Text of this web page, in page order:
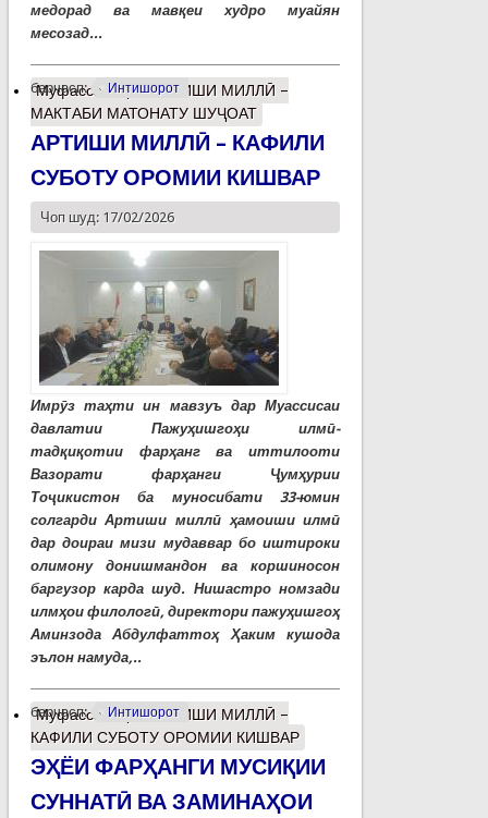
медорад ва мавқеи худро муайян
месозад...
барчасп: Интишорот
Муфассалтаро АРТИШИ МИЛЛӢ –
МАКТАБИ МАТОНАТУ ШУҶОАТ
АРТИШИ МИЛЛӢ – КАФИЛИ
СУБОТУ ОРОМИИ КИШВАР
Чоп шуд: 17/02/2026
Имрӯз таҳти ин мавзуъ дар Муассисаи
давлатии Пажуҳишгоҳи илмӣ-
тадқиқотии фарҳанг ва иттилооти
Вазорати фарҳанги Ҷумҳурии
Тоҷикистон ба муносибати 33-юмин
солгарди Артиши миллӣ ҳамоиши илмӣ
дар доираи мизи мудаввар бо иштироки
олимону донишмандон ва коршиносон
баргузор карда шуд. Нишастро номзади
илмҳои филологӣ, директори пажуҳишгоҳ
Аминзода Абдулфаттоҳ Ҳаким кушода
эълон намуда,..
барчасп: Интишорот
Муфассалтаро АРТИШИ МИЛЛӢ –
КАФИЛИ СУБОТУ ОРОМИИ КИШВАР
ЭҲЁИ ФАРҲАНГИ МУСИҚИИ
СУННАТӢ ВА ЗАМИНАҲОИ